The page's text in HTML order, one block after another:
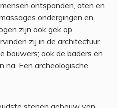
ontspanden, aten en
ondergingen en
zijn ook gek op
zij in de architectuur
bouwers; ook de baders en
na. Een archeologische